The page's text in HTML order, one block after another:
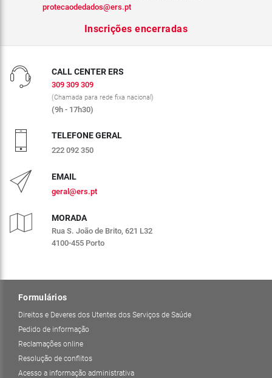
protecaodedados@ers.pt
Inscrições encerradas
CALL CENTER ERS
309 309 309
(Chamada para rede fixa nacional)
(9h - 17h30)
TELEFONE GERAL
222 092 350
EMAIL
geral@ers.pt
MORADA
Rua S. João de Brito, 621 L32
4100-455 Porto
Formulários
Direitos e Deveres dos Utentes dos Serviços de Saúde
Pedido de informação
Reclamações online
Resolução de conflitos
Acesso a informação administrativa